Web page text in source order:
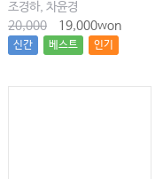
조경하, 차윤경
20,000
19,000won
신간 베스트 인기